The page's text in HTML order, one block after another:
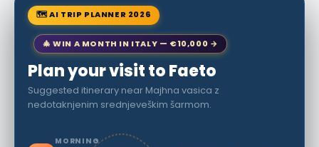
🗺 AI TRIP PLANNER 2026
🎄 WIN A MONTH IN ITALY — €10,000 →
Plan your visit to Faeto
Suggested itinerary near Majhna vasica z
nedotaknjenim srednjeveškim šarmom.
MORNING